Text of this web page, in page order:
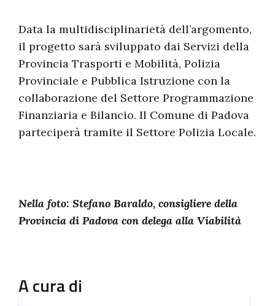
Data la multidisciplinarietà dell’argomento,
il progetto sarà sviluppato dai Servizi della
Provincia Trasporti e Mobilità, Polizia
Provinciale e Pubblica Istruzione con la
collaborazione del Settore Programmazione
Finanziaria e Bilancio. Il Comune di Padova
parteciperà tramite il Settore Polizia Locale.
Nella foto: Stefano Baraldo, consigliere della
Provincia di Padova con delega alla Viabilità
A cura di